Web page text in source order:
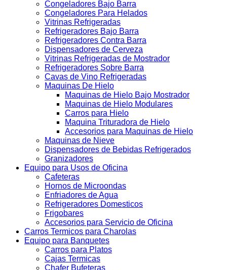
Congeladores Bajo Barra
Congeladores Para Helados
Vitrinas Refrigeradas
Refrigeradores Bajo Barra
Refrigeradores Contra Barra
Dispensadores de Cerveza
Vitrinas Refrigeradas de Mostrador
Refrigeradores Sobre Barra
Cavas de Vino Refrigeradas
Maquinas De Hielo
Maquinas de Hielo Bajo Mostrador
Maquinas de Hielo Modulares
Carros para Hielo
Maquina Trituradora de Hielo
Accesorios para Maquinas de Hielo
Maquinas de Nieve
Dispensadores de Bebidas Refrigerados
Granizadores
Equipo para Usos de Oficina
Cafeteras
Hornos de Microondas
Enfriadores de Agua
Refrigeradores Domesticos
Frigobares
Accesorios para Servicio de Oficina
Carros Termicos para Charolas
Equipo para Banquetes
Carros para Platos
Cajas Termicas
Chafer Bufeteras